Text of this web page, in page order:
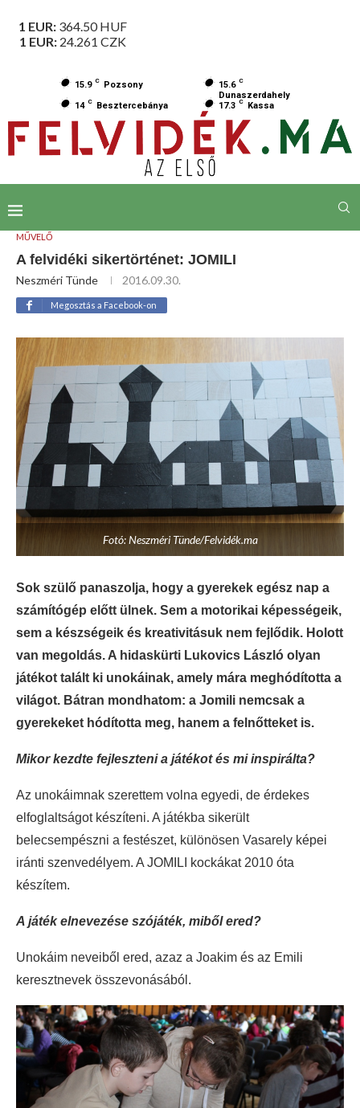
1 EUR: 364.50HUF
1 EUR: 24.261 CZK
15.9 C Pozsony 15.6 C
Dunaszerdahely
14 C Besztercebánya 17.3 C Kassa
MŰVELŐ
A felvidéki sikertörténet: JOMILI
Neszméri Tünde 2016.09.30.
Megosztás a Facebook-on
Fotó: Neszméri Tünde/Felvidék.ma
Sok szülő panaszolja, hogy a gyerekek egész nap a
számítógép előtt ülnek. Sem a motorikai képességeik,
sem a készségeik és kreativitásuk nem fejlődik. Holott
van megoldás. A hidaskürti Lukovics László olyan
játékot talált ki unokáinak, amely mára meghódította a
világot. Bátran mondhatom: a Jomili nemcsak a
gyerekeket hódította meg, hanem a felnőtteket is.
Mikor kezdte fejleszteni a játékot és mi inspirálta?
Az unokáimnak szerettem volna egyedi, de érdekes
elfoglaltságot készíteni. A játékba sikerült
belecsempészni a festészet, különösen Vasarely képei
iránti szenvedélyem. A JOMILI kockákat 2010 óta
készítem.
A játék elnevezése szójáték, miből ered?
Unokáim neveiből ered, azaz a Joakim és az Emili
keresztnevek összevonásából.